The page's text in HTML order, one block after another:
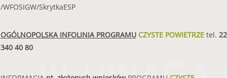
/WFOSIGW/SkrytkaESP
OGÓLNOPOLSKA INFOLINIA PROGRAMUCZYSTE POWIETRZEtel. 22
340 40 80